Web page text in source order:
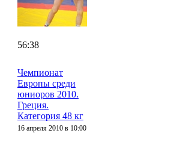
56:38
Чемпионат
Европы среди
юниоров 2010.
Греция.
Категория 48 кг
16 апреля 2010 в 10:00